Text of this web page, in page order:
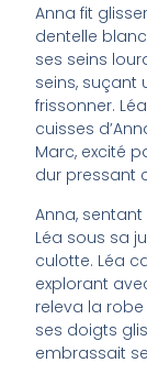
Anna fit
dentelle
ses seins
seins, suçant
frissonner.
cuisses
Marc, excité
dur pressant
Anna,
Léa sous sa
culotte. Léa
explorant
releva la
ses doigts
embrassait